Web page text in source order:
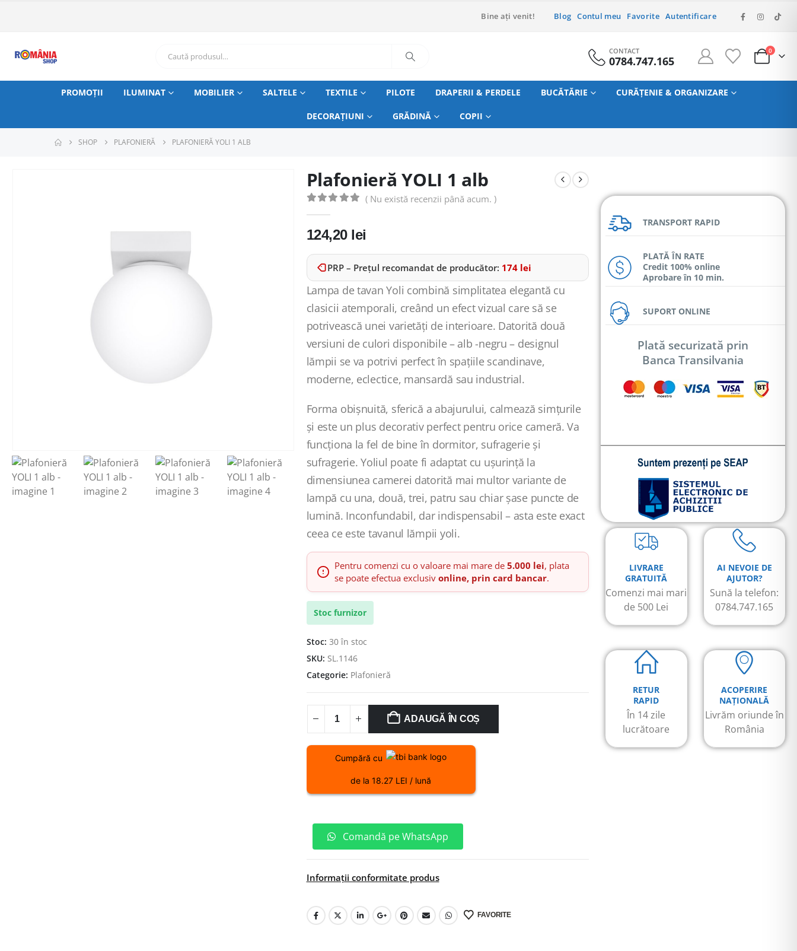
Bine ați venit! Blog Contul meu Favorite Autentificare
CONTACT
0784.747.165
0
PROMOȚII ILUMINAT MOBILIER SALTELE TEXTILE PILOTE DRAPERII & PERDELE BUCĂTĂRIE CURĂȚENIE & ORGANIZARE
DECORAȚIUNI GRĂDINĂ COPII
SHOP PLAFONIERĂ PLAFONIERĂ YOLI 1 ALB
Plafonieră YOLI 1 alb
( Nu există recenzii până acum. )
124,20 lei
PRP – Prețul recomandat de producător: 174 lei
Lampa de tavan Yoli combină simplitatea elegantă cu
clasicii atemporali, creând un efect vizual care să se
potrivească unei varietăți de interioare. Datorită două
versiuni de culori disponibile – alb -negru – designul
lămpii se va potrivi perfect în spațiile scandinave,
moderne, eclectice, mansardă sau industrial.
Forma obișnuită, sferică a abajurului, calmează simțurile
și este un plus decorativ perfect pentru orice cameră. Va
funcționa la fel de bine în dormitor, sufragerie și
sufragerie. Yoliul poate fi adaptat cu ușurință la
dimensiunea camerei datorită mai multor variante de
lampă cu una, două, trei, patru sau chiar șase puncte de
lumină. Inconfundabil, dar indispensabil – asta este exact
ceea ce este tavanul lămpii yoli.
Pentru comenzi cu o valoare mai mare de 5.000 lei, plata
se poate efectua exclusiv online, prin card bancar.
Stoc furnizor
Stoc: 30 în stoc
SKU: SL.1146
Categorie: Plafonieră
ADAUGĂ ÎN COȘ
Cumpără cu
de la 18.27 LEI / lună
Comandă pe WhatsApp
Informații conformitate produs
FAVORITE
TRANSPORT RAPID
PLATĂ ÎN RATE
Credit 100% online
Aprobare în 10 min.
SUPORT ONLINE
Plată securizată prin
Banca Transilvania
LIVRARE
GRATUITĂ
Comenzi mai mari
de 500 Lei
RETUR
RAPID
În 14 zile
lucrătoare
AI NEVOIE DE
AJUTOR?
Sună la telefon:
0784.747.165
ACOPERIRE
NAȚIONALĂ
Livrăm oriunde în
România